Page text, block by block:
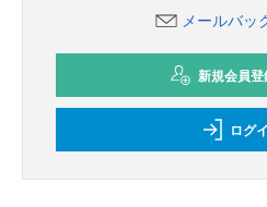
メールバッ
新規会員登
ログ